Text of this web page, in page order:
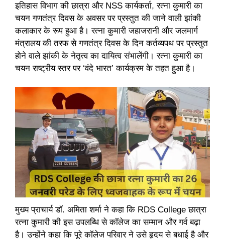
इतिहास विभाग की छात्रा और NSS कार्यकर्ता, रत्ना कुमारी का
चयन गणतंत्र दिवस के अवसर पर प्रस्तुत की जाने वाली झांकी
कलाकार के रूप हुआ है। रत्ना कुमारी जहाजरानी और जलमार्ग
मंत्रालय की तरफ से गणतंत्र दिवस के दिन कर्तव्यपथ पर प्रस्तुत
होने वाले झांकी के नेतृत्व का दायित्व संभालेंगी। रत्ना कुमारी का
चयन राष्ट्रीय स्तर पर ‘वंदे भारत’ कार्यक्रम के तहत हुआ है।
मुख्य प्राचार्य डॉ. अमिता शर्मा ने कहा कि RDS College छात्रा
रत्ना कुमारी की इस उपलब्धि से कॉलेज का सम्मान और गर्व बढ़ा
है। उन्होंने कहा कि पूरे कॉलेज परिवार ने उसे हृदय से बधाई है और